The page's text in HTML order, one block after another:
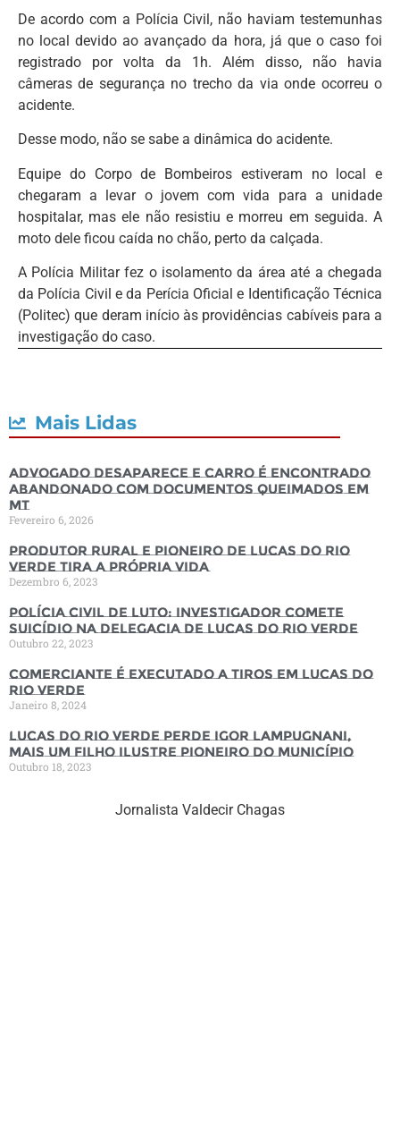
De acordo com a Polícia Civil, não haviam testemunhas
no local devido ao avançado da hora, já que o caso foi
registrado por volta da 1h. Além disso, não havia
câmeras de segurança no trecho da via onde ocorreu o
acidente.
Desse modo, não se sabe a dinâmica do acidente.
Equipe do Corpo de Bombeiros estiveram no local e
chegaram a levar o jovem com vida para a unidade
hospitalar, mas ele não resistiu e morreu em seguida. A
moto dele ficou caída no chão, perto da calçada.
A Polícia Militar fez o isolamento da área até a chegada
da Polícia Civil e da Perícia Oficial e Identificação Técnica
(Politec) que deram início às providências cabíveis para a
investigação do caso.
Mais Lidas
Advogado desaparece e carro é encontrado
abandonado com documentos queimados em
MT
Fevereiro 6, 2026
Produtor rural e pioneiro de Lucas do Rio
Verde tira a própria vida
Dezembro 6, 2023
Polícia Civil de luto: Investigador comete
suicídio na Delegacia de Lucas do Rio Verde
Outubro 22, 2023
Comerciante é executado a tiros em Lucas do
Rio Verde
Janeiro 8, 2024
Lucas do Rio Verde perde Igor Lampugnani,
mais um filho ilustre pioneiro do município
Outubro 18, 2023
Jornalista Valdecir Chagas